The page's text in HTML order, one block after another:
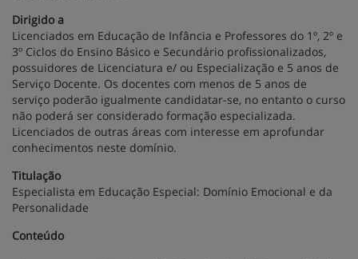
Dirigido a
Licenciados em Educação de Infância e Professores do 1º, 2º e
3º Ciclos do Ensino Básico e Secundário profissionalizados,
possuidores de Licenciatura e/ ou Especialização e 5 anos de
Serviço Docente. Os docentes com menos de 5 anos de
serviço poderão igualmente candidatar-se, no entanto o curso
não poderá ser considerado formação especializada.
Licenciados de outras áreas com interesse em aprofundar
conhecimentos neste domínio.
Titulação
Especialista em Educação Especial: Domínio Emocional e da
Personalidade
Conteúdo